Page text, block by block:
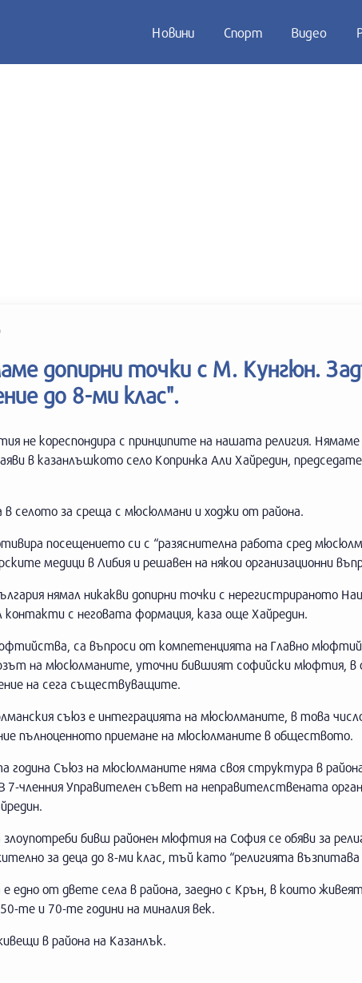
Новини Спорт Видео
допирни точки с М. Кунгюн.
до 8-ми клас".
не кореспондира с принципите на нашата религия. Нямаме
в казанлъшкото село Копринка Али Хайредин,
в селото за среща с мюсюлмани и ходжи от района.
посещението си с “разяснителна работа сред
медици в Либия и решавен на някои организационни
нямал никакви допирни точки с нерегистрираното
с неговата формация, каза още Хайредин.
са въпроси от компетенцията на Главно
на мюсюлманите, уточни бившият софийски мюфтия, в
на сега съществуващите.
съюз е интеграцията на мюсюлманите, в това
пълноценното приемане на мюсюлманите в обществото.
година Съюз на мюсюлманите няма своя структура в
7-членния Управителен съвет на неправителствената
злоупотреби бивш районен мюфтия на София се обяви за
за деца до 8-ми клас, тъй като “религията
едно от двете села в района, заедно с Крън, в които
те и 70-те години на миналия век.
в района на Казанлък.